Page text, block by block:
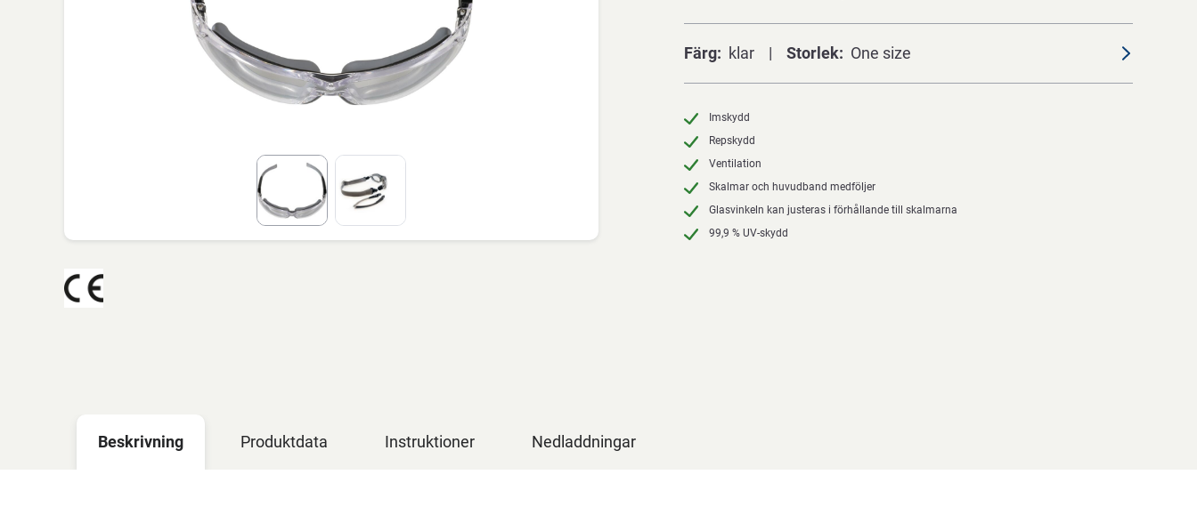
Färg klar Storlek One size
Imskydd
Repskydd
Ventilation
Skalmar och huvudband medföljer
Glasvinkeln kan justeras i förhållande till skalmarna
99,9 % UV-skydd
Beskrivning Produktdata Instruktioner Nedladdningar